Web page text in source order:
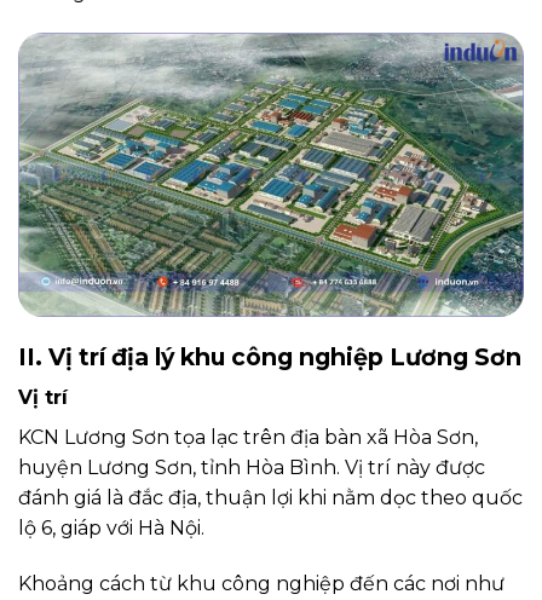
II. Vị trí địa lý khu công nghiệp Lương Sơn
Vị trí
KCN Lương Sơn tọa lạc trên địa bàn xã Hòa Sơn,
huyện Lương Sơn, tỉnh Hòa Bình. Vị trí này được
đánh giá là đắc địa, thuận lợi khi nằm dọc theo quốc
lộ 6, giáp với Hà Nội.
Khoảng cách từ khu công nghiệp đến các nơi như